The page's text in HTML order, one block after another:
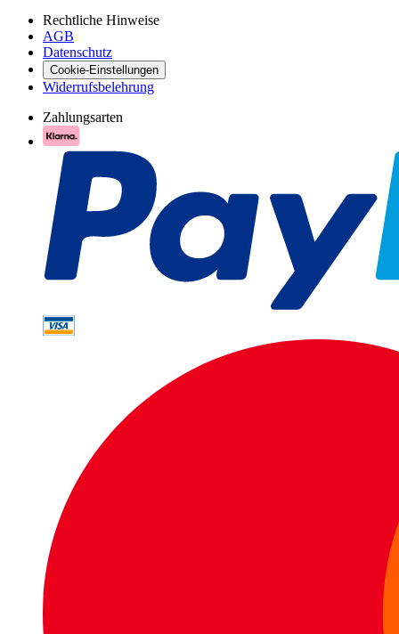
Rechtliche Hinweise
AGB
Datenschutz
Cookie-Einstellungen
Widerrufsbelehrung
Zahlungsarten